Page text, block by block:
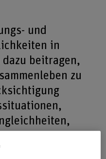
und
in
beitragen,
zu
dem Umgang